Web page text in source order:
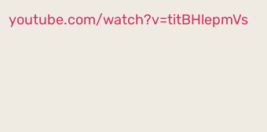
youtube.com/watch?v=titBHlepmVs